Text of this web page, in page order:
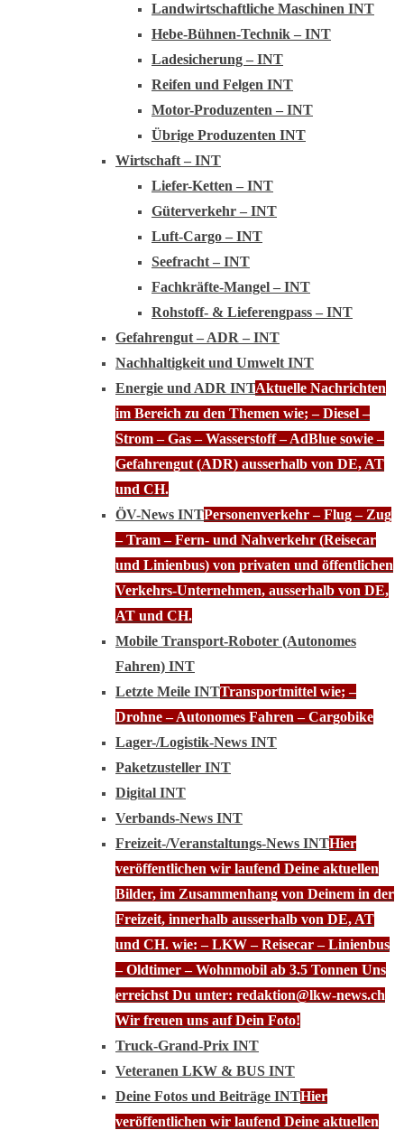
Landwirtschaftliche Maschinen INT
Hebe-Bühnen-Technik – INT
Ladesicherung – INT
Reifen und Felgen INT
Motor-Produzenten – INT
Übrige Produzenten INT
Wirtschaft – INT
Liefer-Ketten – INT
Güterverkehr – INT
Luft-Cargo – INT
Seefracht – INT
Fachkräfte-Mangel – INT
Rohstoff- & Lieferengpass – INT
Gefahrengut – ADR – INT
Nachhaltigkeit und Umwelt INT
Energie und ADR INTAktuelle Nachrichten
im Bereich zu den Themen wie; – Diesel –
Strom – Gas – Wasserstoff – AdBlue sowie –
Gefahrengut (ADR) ausserhalb von DE, AT
und CH.
ÖV-News INTPersonenverkehr – Flug – Zug
– Tram – Fern- und Nahverkehr (Reisecar
und Linienbus) von privaten und öffentlichen
Verkehrs-Unternehmen, ausserhalb von DE,
AT und CH.
Mobile Transport-Roboter (Autonomes
Fahren) INT
Letzte Meile INTTransportmittel wie; –
Drohne – Autonomes Fahren – Cargobike
Lager-/Logistik-News INT
Paketzusteller INT
Digital INT
Verbands-News INT
Freizeit-/Veranstaltungs-News INTHier
veröffentlichen wir laufend Deine aktuellen
Bilder, im Zusammenhang von Deinem in der
Freizeit, innerhalb ausserhalb von DE, AT
und CH. wie: – LKW – Reisecar – Linienbus
– Oldtimer – Wohnmobil ab 3.5 Tonnen Uns
erreichst Du unter: redaktion@lkw-news.ch
Wir freuen uns auf Dein Foto!
Truck-Grand-Prix INT
Veteranen LKW & BUS INT
Deine Fotos und Beiträge INTHier
veröffentlichen wir laufend Deine aktuellen